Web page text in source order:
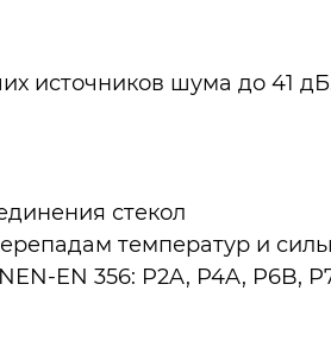
источников шума до 41
стекол
температур и
EN 356: P2A, P4A, P6B,